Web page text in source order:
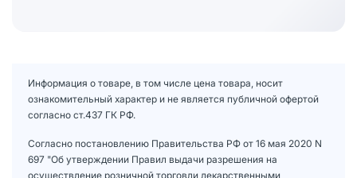
Информация о товаре, в том числе цена товара, носит
ознакомительный характер и не является публичной офертой
согласно ст.437 ГК РФ.
Согласно постановлению Правительства РФ от 16 мая 2020 N
697 "Об утверждении Правил выдачи разрешения на
осуществление розничной торговли лекарственными